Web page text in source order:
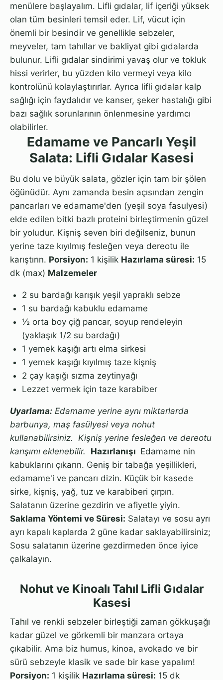
menülere başlayalım. Lifli gıdalar, lif içeriği yüksek
olan tüm besinleri temsil eder. Lif, vücut için
önemli bir besindir ve genellikle sebzeler,
meyveler, tam tahıllar ve bakliyat gibi gıdalarda
bulunur. Lifli gıdalar sindirimi yavaş olur ve tokluk
hissi verirler, bu yüzden kilo vermeyi veya kilo
kontrolünü kolaylaştırırlar. Ayrıca lifli gıdalar kalp
sağlığı için faydalıdır ve kanser, şeker hastalığı gibi
bazı sağlık sorunlarının önlenmesine yardımcı
olabilirler.
Edamame ve Pancarlı Yeşil
Salata: Lifli Gıdalar Kasesi
Bu dolu ve büyük salata, gözler için tam bir şölen
öğünüdür. Aynı zamanda besin açısından zengin
pancarları ve edamame'den (yeşil soya fasulyesi)
elde edilen bitki bazlı proteini birleştirmenin güzel
bir yoludur. Kişniş seven biri değilseniz, bunun
yerine taze kıyılmış fesleğen veya dereotu ile
karıştırın. Porsiyon: 1 kişilik Hazırlama süresi: 15
dk (max) Malzemeler
2 su bardağı karışık yeşil yapraklı sebze
1 su bardağı kabuklu edamame
½ orta boy çiğ pancar, soyup rendeleyin
(yaklaşık 1/2 su bardağı)
1 yemek kaşığı artı elma sirkesi
1 yemek kaşığı kıyılmış taze kişniş
2 çay kaşığı sızma zeytinyağı
Lezzet vermek için taze karabiber
Uyarlama: Edamame yerine aynı miktarlarda
barbunya, maş fasülyesi veya nohut
kullanabilirsiniz. Kişniş yerine fesleğen ve dereotu
karışımı eklenebilir.
Hazırlanışı Edamame nin
kabuklarını çıkarın. Geniş bir tabağa yeşillikleri,
edamame'i ve pancarı dizin. Küçük bir kasede
sirke, kişniş, yağ, tuz ve karabiberi çırpın.
Salatanın üzerine gezdirin ve afiyetle yiyin.
Saklama Yöntemi ve Süresi: Salatayı ve sosu ayrı
ayrı kapalı kaplarda 2 güne kadar saklayabilirsiniz;
Sosu salatanın üzerine gezdirmeden önce iyice
çalkalayın.
Nohut ve Kinoalı Tahıl Lifli Gıdalar
Kasesi
Tahıl ve renkli sebzeler birleştiği zaman gökkuşağı
kadar güzel ve görkemli bir manzara ortaya
çıkabilir. Ama biz humus, kinoa, avokado ve bir
sürü sebzeyle klasik ve sade bir kase yapalım!
Porsiyon: 1 kişilik Hazırlama süresi: 15 dk